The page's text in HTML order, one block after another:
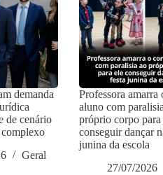
demanda
de cenário
Geral
Professora amarra
aluno com
próprio corpo para
conseguir dançar
junina da escola
27/07/2026